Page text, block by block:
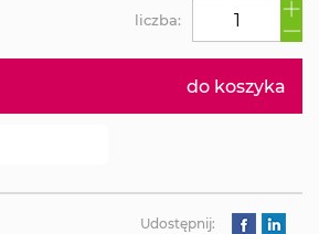
do koszyka
liczba:
Udostępnij: